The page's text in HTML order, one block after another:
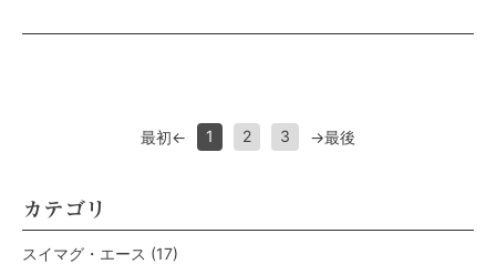
最初← 1 2 3 →最後
カテゴリ
スイマグ・エース (17)